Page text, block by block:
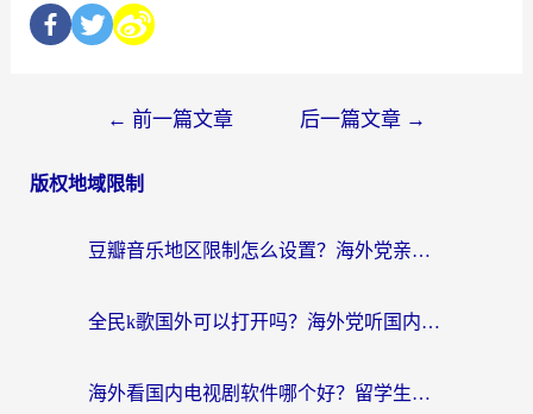
← 前一篇文章 后一篇文章 →
版权地域限制
豆瓣音乐地区限制怎么设置？海外党亲测有效的回国加速方案来了
全民k歌国外可以打开吗？海外党听国内音乐听书的实用指南
海外看国内电视剧软件哪个好？留学生亲测有效的追剧加速方案